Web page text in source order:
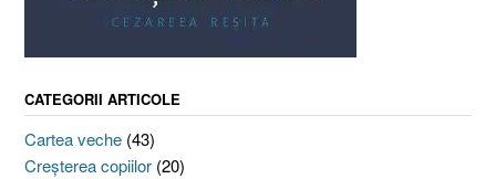
CATEGORII ARTICOLE
Cartea veche (43)
Creşterea copiilor (20)